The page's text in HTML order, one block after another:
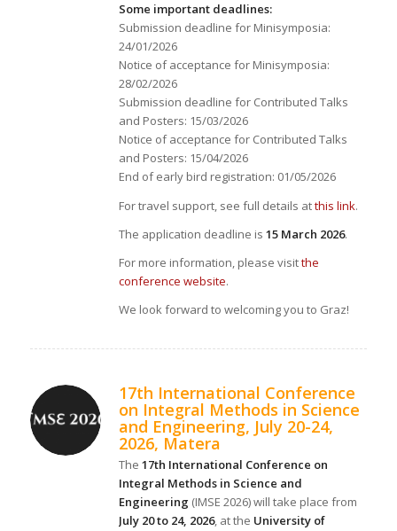
Some important deadlines:
Submission deadline for Minisymposia:
24/01/2026
Notice of acceptance for Minisymposia:
28/02/2026
Submission deadline for Contributed Talks
and Posters: 15/03/2026
Notice of acceptance for Contributed Talks
and Posters: 15/04/2026
End of early bird registration: 01/05/2026
For travel support, see full details atthis link.
The application deadline is 15 March 2026.
For more information, please visitthe
conference website.
We look forward to welcoming you to Graz!
17th International Conference
on Integral Methods in Science
and Engineering, July 20-24,
2026, Matera
The 17th International Conference on
Integral Methods in Science and
Engineering (IMSE 2026) will take place from
July 20 to 24, 2026, at the University of